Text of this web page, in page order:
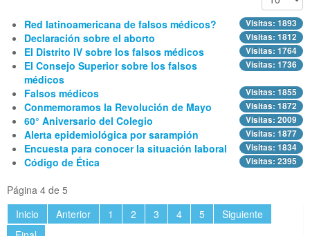
Visitas: 1893
Red latinoamericana de falsos médicos?
Visitas: 1812
Declaración sobre el aborto
Visitas: 1764
El Distrito IV sobre los falsos médicos
Visitas: 1736
El Consejo Superior sobre los falsos
médicos
Visitas: 1855
Falsos médicos
Visitas: 1872
Conmemoramos la Revolución de Mayo
Visitas: 2009
60° Aniversario del Colegio
Visitas: 1877
Alerta epidemiológica por sarampión
Visitas: 1834
Encuesta para conocer la situación laboral
Visitas: 2395
Código de Ética
Página 4 de 5
Inicio
Anterior 1 2 3 4 5
Siguiente